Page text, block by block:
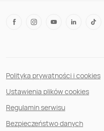
Polityka prywatności i cookies
Ustawienia plików cookies
Regulamin serwisu
Bezpieczeństwo danych